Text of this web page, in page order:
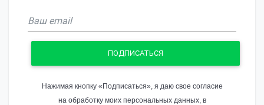
ПОДПИСАТЬСЯ
Нажимая кнопку «Подписаться», я даю свое согласие
на обработку моих персональных данных, в